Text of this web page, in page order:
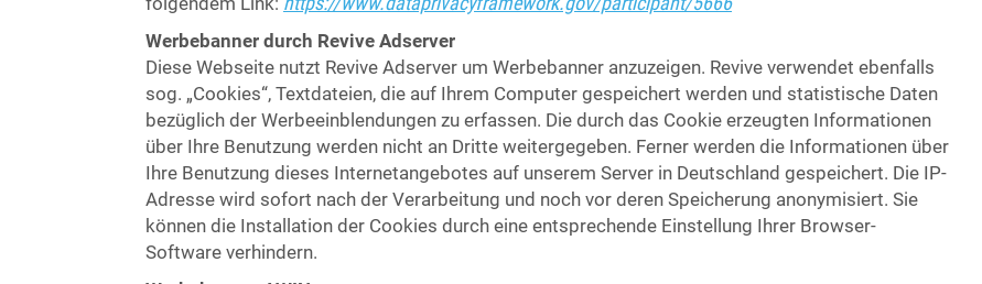
Werbebanner durch Revive Adserver
Diese Webseite nutzt Revive Adserver um Werbebanner anzuzeigen. Revive verwendet ebenfalls
sog. „Cookies“, Textdateien, die auf Ihrem Computer gespeichert werden und statistische Daten
bezüglich der Werbeeinblendungen zu erfassen. Die durch das Cookie erzeugten Informationen
über Ihre Benutzung werden nicht an Dritte weitergegeben. Ferner werden die Informationen über
Ihre Benutzung dieses Internetangebotes auf unserem Server in Deutschland gespeichert. Die IP-
Adresse wird sofort nach der Verarbeitung und noch vor deren Speicherung anonymisiert. Sie
können die Installation der Cookies durch eine entsprechende Einstellung Ihrer Browser-
Software verhindern.